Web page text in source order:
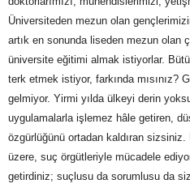
Üniversiteden mezun olan
artık en sonunda liseden mezun olan
üniversite eğitimi almak istiyorlar.
terk etmek istiyor, farkında mısınız?
gelmiyor. Yirmi yılda ülkeyi derin
uygulamalarla işlemez hâle getiren,
özgürlüğünü ortadan kaldıran
üzere, suç örgütleriyle mücadele
getirdiniz; suçlusu da sorumlusu da